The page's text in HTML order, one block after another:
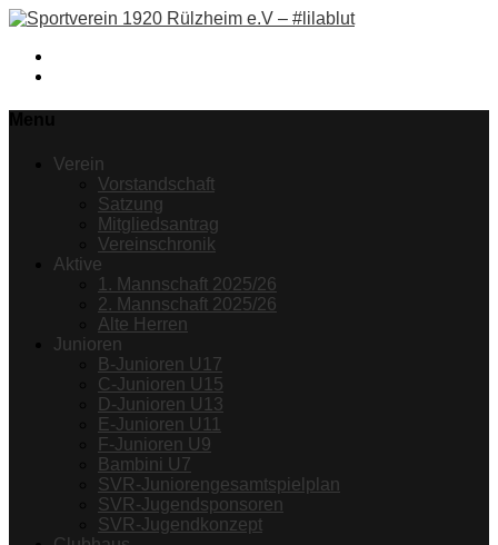
Verein
Vorstandschaft
Satzung
Mitgliedsantrag
Vereinschronik
Aktive
1. Mannschaft 2025/26
2. Mannschaft 2025/26
Alte Herren
Junioren
B-Junioren U17
C-Junioren U15
D-Junioren U13
E-Junioren U11
F-Junioren U9
Bambini U7
SVR-Juniorengesamtspielplan
SVR-Jugendsponsoren
SVR-Jugendkonzept